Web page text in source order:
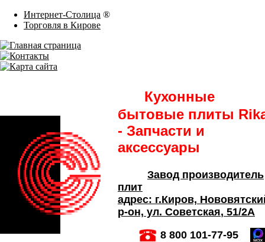
Интернет-Столица ®
Торговля в Кирове
Кухонные
бытовые плиты
- Запчасти и
аксессуары
Завод производитель
плит
адрес: г.Киров,
р-он, ул. Советская, 51/2А
8 800 101-77-95